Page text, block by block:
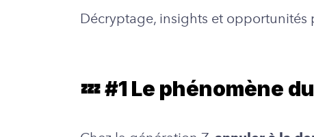
Décryptage, insights et opportunités
💤 #1 Le phénomène du